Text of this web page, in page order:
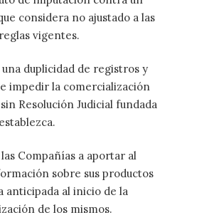
considera no ajustado a las
vigentes.
duplicidad de registros y
impedir la comercialización
Resolución Judicial fundada
Compañías a aportar al
sobre sus productos
anticipada al inicio de la
de los mismos.